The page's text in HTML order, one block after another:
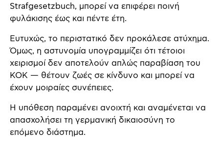
Strafgesetzbuch, μπορεί να επιφέρει ποινή
φυλάκισης έως και πέντε έτη.
Ευτυχώς, το περιστατικό δεν προκάλεσε ατύχημα.
Όμως, η αστυνομία υπογραμμίζει ότι τέτοιοι
χειρισμοί δεν αποτελούν απλώς παραβίαση του
ΚΟΚ — θέτουν ζωές σε κίνδυνο και μπορεί να
έχουν μοιραίες συνέπειες.
Η υπόθεση παραμένει ανοιχτή και αναμένεται να
απασχολήσει τη γερμανική δικαιοσύνη το
επόμενο διάστημα.